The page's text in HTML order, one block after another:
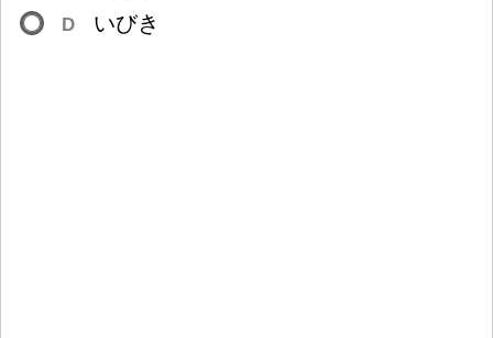
D いびき